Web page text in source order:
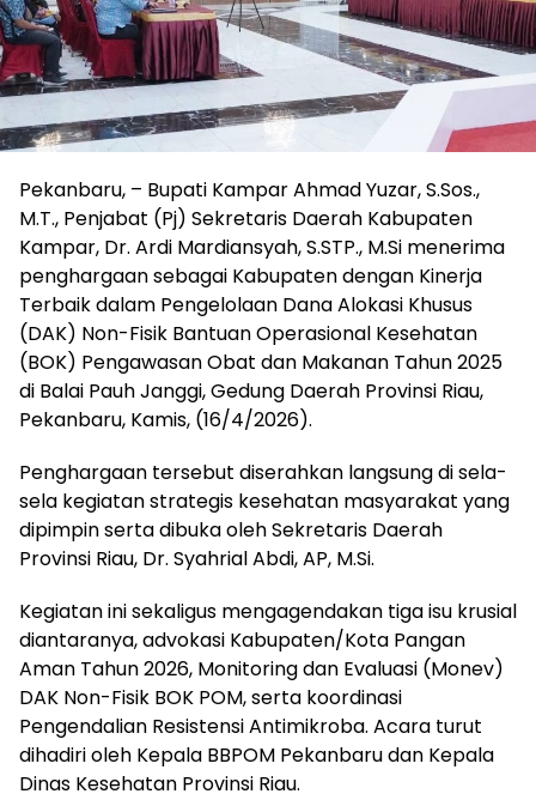
Pekanbaru, – Bupati Kampar Ahmad Yuzar, S.Sos.,
M.T., Penjabat (Pj) Sekretaris Daerah Kabupaten
Kampar, Dr. Ardi Mardiansyah, S.STP., M.Si menerima
penghargaan sebagai Kabupaten dengan Kinerja
Terbaik dalam Pengelolaan Dana Alokasi Khusus
(DAK) Non-Fisik Bantuan Operasional Kesehatan
(BOK) Pengawasan Obat dan Makanan Tahun 2025
di Balai Pauh Janggi, Gedung Daerah Provinsi Riau,
Pekanbaru, Kamis, (16/4/2026).
Penghargaan tersebut diserahkan langsung di sela-
sela kegiatan strategis kesehatan masyarakat yang
dipimpin serta dibuka oleh Sekretaris Daerah
Provinsi Riau, Dr. Syahrial Abdi, AP, M.Si.
Kegiatan ini sekaligus mengagendakan tiga isu krusial
diantaranya, advokasi Kabupaten/Kota Pangan
Aman Tahun 2026, Monitoring dan Evaluasi (Monev)
DAK Non-Fisik BOK POM, serta koordinasi
Pengendalian Resistensi Antimikroba. Acara turut
dihadiri oleh Kepala BBPOM Pekanbaru dan Kepala
Dinas Kesehatan Provinsi Riau.